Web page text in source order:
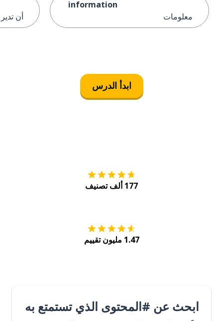
information
معلومات
أن
ابدأ الدرس
177 ألف تصنيف
1.47 مليون تقييم
ابحث عن #المحتوى الذي تستمتع به